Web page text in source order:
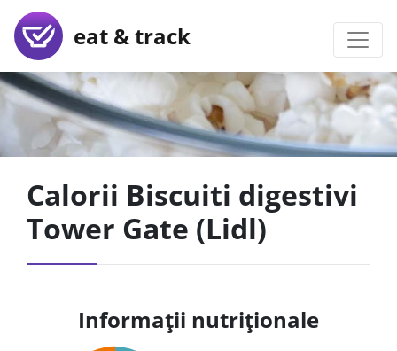
eat & track
Calorii Biscuiti digestivi
Tower Gate (Lidl)
Informații nutriționale